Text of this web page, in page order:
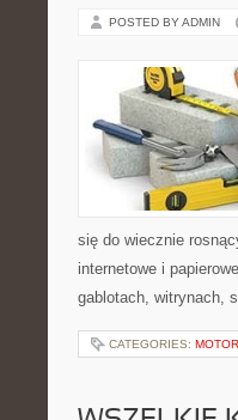
POSTED BY ADMIN
się do wiecznie
internetowe i
gablotach, witrynach,
CATEGORIES: